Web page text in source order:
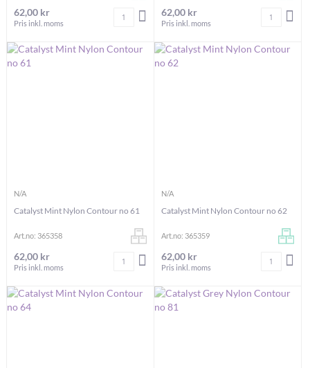
62,00 kr
Pris inkl. moms
Antal LÄGG I VARUKORGEN
62,00 kr
Pris inkl. moms
Antal
N/A
Catalyst Mint Nylon Contour no 61
Art.no: 365358
62,00 kr
Pris inkl. moms
Antal LÄGG I VARUKORGEN
N/A
Catalyst Mint Nylon Contour no 62
Art.no: 365359
62,00 kr
Pris inkl. moms
Antal